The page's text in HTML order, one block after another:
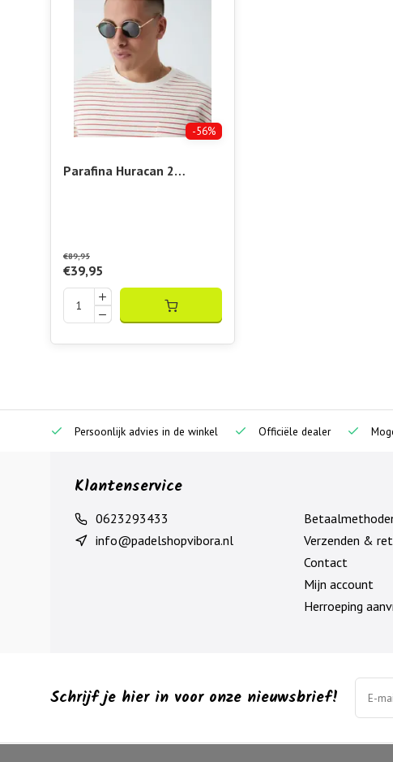
-56%
Parafina Huracan 2
€89,95
€39,95
Persoonlijk advies in de winkel Officiële dealer
Klantenservice
0623293433
info@padelshopvibora.nl
Verzenden &
Contact
Mijn account
Herroeping
Schrijf je hier in voor onze nieuwsbrief!